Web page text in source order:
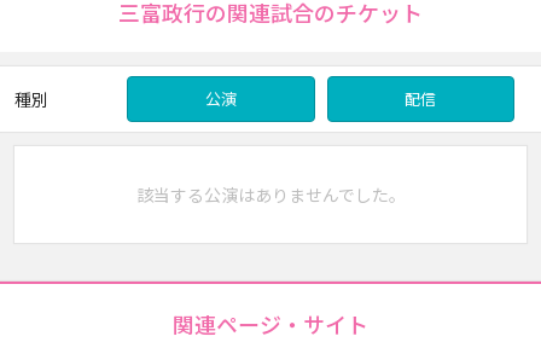
三富政行の関連試合のチケット
種別 公演 配信
該当する公演はありませんでした。
関連ページ・サイト